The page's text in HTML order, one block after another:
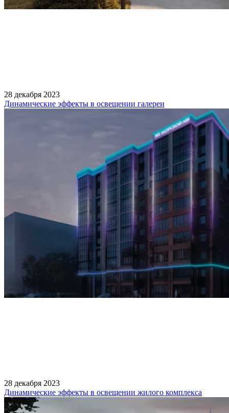
28 декабря 2023
Динамические эффекты в освещении галереи
28 декабря 2023
Динамические эффекты в освещении жилого комплекса